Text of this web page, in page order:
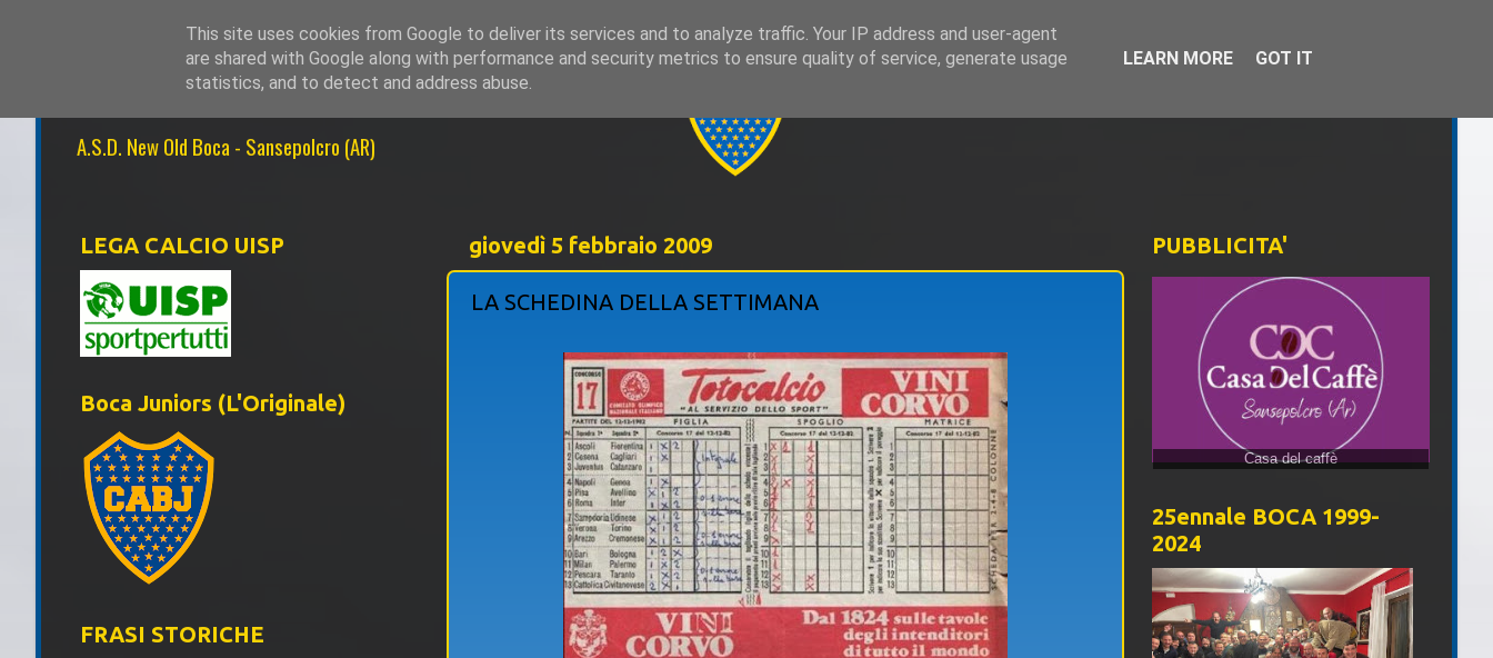
NEW OLD BOCA 1999
A.S.D. New Old Boca - Sansepolcro (AR)
giovedì 5 febbraio 2009
LA SCHEDINA DELLA SETTIMANA
LEGA CALCIO UISP
Boca Juniors (L'Originale)
FRASI STORICHE
PUBBLICITA'
25ennale BOCA 1999-
2024
This site uses cookies from Google to deliver its services and to analyze traffic. Your IP address and user-agent
are shared with Google along with performance and security metrics to ensure quality of service, generate usage
statistics, and to detect and address abuse.
LEARN MORE GOT IT